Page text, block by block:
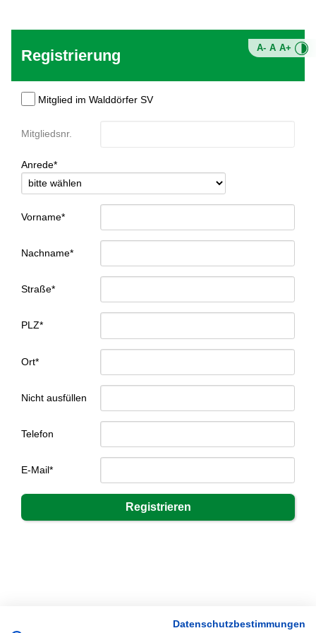
A- A A+
Registrierung
Mitglied im Walddörfer SV
Mitgliedsnr.
Anrede*
Vorname*
Nachname*
Straße*
PLZ*
Ort*
Nicht ausfüllen
Telefon
E-Mail*
Datenschutzbestimmungen